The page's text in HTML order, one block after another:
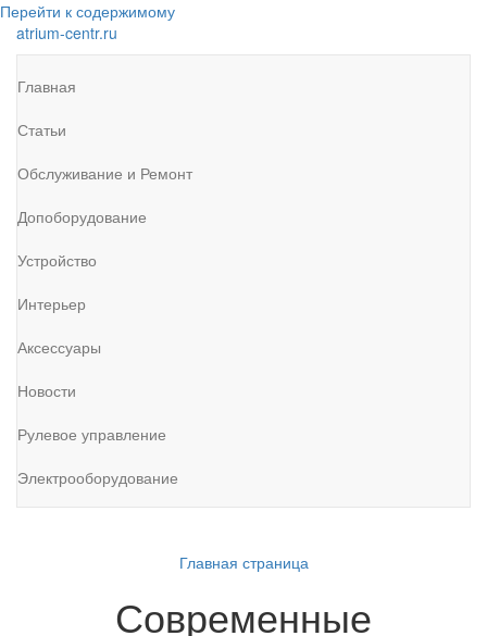
Перейти к содержимому
atrium-centr.ru
Главная
Статьи
Обслуживание и Ремонт
Допоборудование
Устройство
Интерьер
Аксессуары
Новости
Рулевое управление
Электрооборудование
Главная страница
Современные